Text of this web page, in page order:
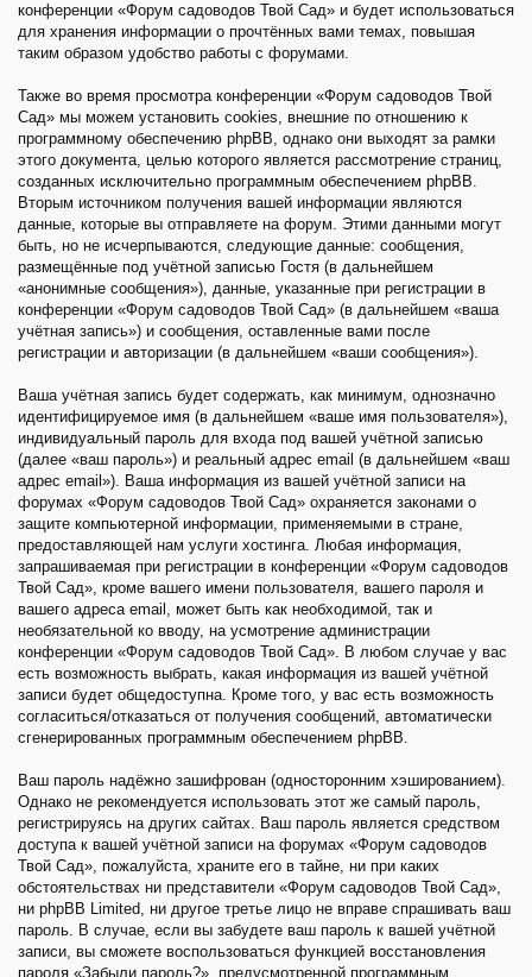
конференции «Форум садоводов Твой Сад» и будет использоваться
для хранения информации о прочтённых вами темах, повышая
таким образом удобство работы с форумами.
Также во время просмотра конференции «Форум садоводов Твой
Сад» мы можем установить cookies, внешние по отношению к
программному обеспечению phpBB, однако они выходят за рамки
этого документа, целью которого является рассмотрение страниц,
созданных исключительно программным обеспечением phpBB.
Вторым источником получения вашей информации являются
данные, которые вы отправляете на форум. Этими данными могут
быть, но не исчерпываются, следующие данные: сообщения,
размещённые под учётной записью Гостя (в дальнейшем
«анонимные сообщения»), данные, указанные при регистрации в
конференции «Форум садоводов Твой Сад» (в дальнейшем «ваша
учётная запись») и сообщения, оставленные вами после
регистрации и авторизации (в дальнейшем «ваши сообщения»).
Ваша учётная запись будет содержать, как минимум, однозначно
идентифицируемое имя (в дальнейшем «ваше имя пользователя»),
индивидуальный пароль для входа под вашей учётной записью
(далее «ваш пароль») и реальный адрес email (в дальнейшем «ваш
адрес email»). Ваша информация из вашей учётной записи на
форумах «Форум садоводов Твой Сад» охраняется законами о
защите компьютерной информации, применяемыми в стране,
предоставляющей нам услуги хостинга. Любая информация,
запрашиваемая при регистрации в конференции «Форум садоводов
Твой Сад», кроме вашего имени пользователя, вашего пароля и
вашего адреса email, может быть как необходимой, так и
необязательной ко вводу, на усмотрение администрации
конференции «Форум садоводов Твой Сад». В любом случае у вас
есть возможность выбрать, какая информация из вашей учётной
записи будет общедоступна. Кроме того, у вас есть возможность
согласиться/отказаться от получения сообщений, автоматически
сгенерированных программным обеспечением phpBB.
Ваш пароль надёжно зашифрован (односторонним хэшированием).
Однако не рекомендуется использовать этот же самый пароль,
регистрируясь на других сайтах. Ваш пароль является средством
доступа к вашей учётной записи на форумах «Форум садоводов
Твой Сад», пожалуйста, храните его в тайне, ни при каких
обстоятельствах ни представители «Форум садоводов Твой Сад»,
ни phpBB Limited, ни другое третье лицо не вправе спрашивать ваш
пароль. В случае, если вы забудете ваш пароль к вашей учётной
записи, вы сможете воспользоваться функцией восстановления
пароля «Забыли пароль?», предусмотренной программным